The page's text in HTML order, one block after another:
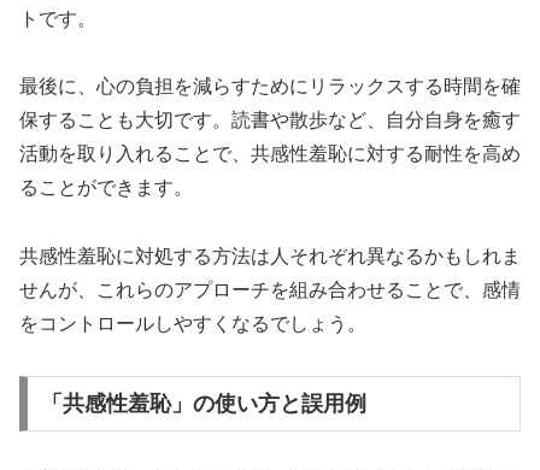
トです。
最後に、心の負担を減らすためにリラックスする時間を確
保することも大切です。読書や散歩など、自分自身を癒す
活動を取り入れることで、共感性羞恥に対する耐性を高め
ることができます。
共感性羞恥に対処する方法は人それぞれ異なるかもしれま
せんが、これらのアプローチを組み合わせることで、感情
をコントロールしやすくなるでしょう。
「共感性羞恥」の使い方と誤用例